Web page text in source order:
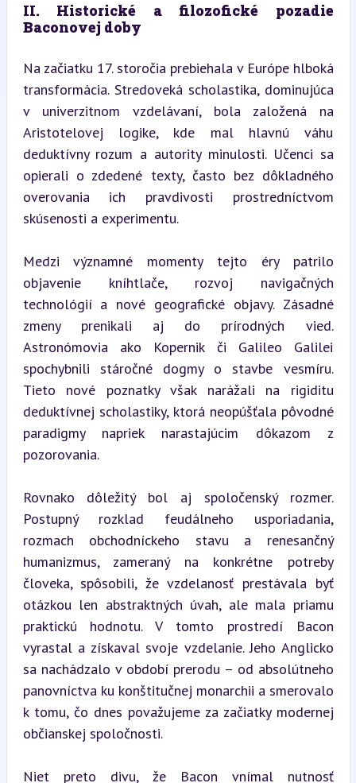
II. Historické a filozofické pozadie
Baconovej doby
Na začiatku 17. storočia prebiehala v Európe hlboká
transformácia. Stredoveká scholastika, dominujúca
v univerzitnom vzdelávaní, bola založená na
Aristotelovej logike, kde mal hlavnú váhu
deduktívny rozum a autority minulosti. Učenci sa
opierali o zdedené texty, často bez dôkladného
overovania ich pravdivosti prostredníctvom
skúsenosti a experimentu.
Medzi významné momenty tejto éry patrilo
objavenie kníhtlače, rozvoj navigačných
technológií a nové geografické objavy. Zásadné
zmeny prenikali aj do prírodných vied.
Astronómovia ako Kopernik či Galileo Galilei
spochybnili stáročné dogmy o stavbe vesmíru.
Tieto nové poznatky však narážali na rigiditu
deduktívnej scholastiky, ktorá neopúšťala pôvodné
paradigmy napriek narastajúcim dôkazom z
pozorovania.
Rovnako dôležitý bol aj spoločenský rozmer.
Postupný rozklad feudálneho usporiadania,
rozmach obchodníckeho stavu a renesančný
humanizmus, zameraný na konkrétne potreby
človeka, spôsobili, že vzdelanosť prestávala byť
otázkou len abstraktných úvah, ale mala priamu
praktickú hodnotu. V tomto prostredí Bacon
vyrastal a získaval svoje vzdelanie. Jeho Anglicko
sa nachádzalo v období prerodu – od absolútneho
panovníctva ku konštitučnej monarchii a smerovalo
k tomu, čo dnes považujeme za začiatky modernej
občianskej spoločnosti.
Niet preto divu, že Bacon vnímal nutnosť